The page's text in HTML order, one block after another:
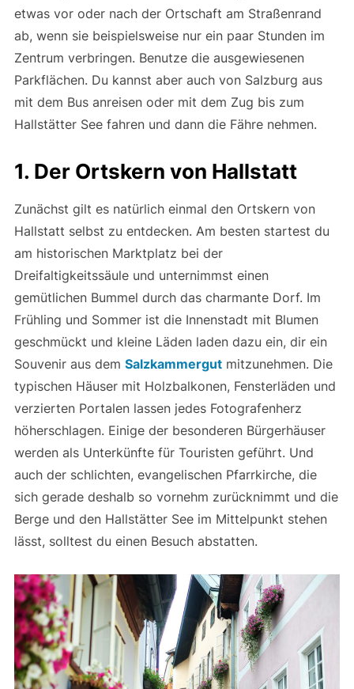
etwas vor oder nach der Ortschaft am Straßenrand
ab, wenn sie beispielsweise nur ein paar Stunden im
Zentrum verbringen. Benutze die ausgewiesenen
Parkflächen. Du kannst aber auch von Salzburg aus
mit dem Bus anreisen oder mit dem Zug bis zum
Hallstätter See fahren und dann die Fähre nehmen.
1. Der Ortskern von Hallstatt
Zunächst gilt es natürlich einmal den Ortskern von
Hallstatt selbst zu entdecken. Am besten startest du
am historischen Marktplatz bei der
Dreifaltigkeitssäule und unternimmst einen
gemütlichen Bummel durch das charmante Dorf. Im
Frühling und Sommer ist die Innenstadt mit Blumen
geschmückt und kleine Läden laden dazu ein, dir ein
Souvenir aus dem Salzkammergutmitzunehmen. Die
typischen Häuser mit Holzbalkonen, Fensterläden und
verzierten Portalen lassen jedes Fotografenherz
höherschlagen. Einige der besonderen Bürgerhäuser
werden als Unterkünfte für Touristen geführt. Und
auch der schlichten, evangelischen Pfarrkirche, die
sich gerade deshalb so vornehm zurücknimmt und die
Berge und den Hallstätter See im Mittelpunkt stehen
lässt, solltest du einen Besuch abstatten.